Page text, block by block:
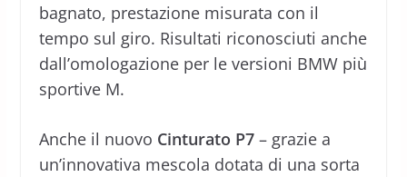
bagnato, prestazione misurata con il
tempo sul giro. Risultati riconosciuti anche
dall’omologazione per le versioni BMW più
sportive M.
Anche il nuovo Cinturato P7– grazie a
un’innovativa mescola dotata di una sorta